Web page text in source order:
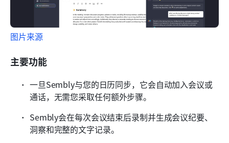
图片来源
主要功能
一旦Sembly与您的日历同步，它会自动加入会议或
通话，无需您采取任何额外步骤。
Sembly会在每次会议结束后录制并生成会议纪要、
洞察和完整的文字记录。